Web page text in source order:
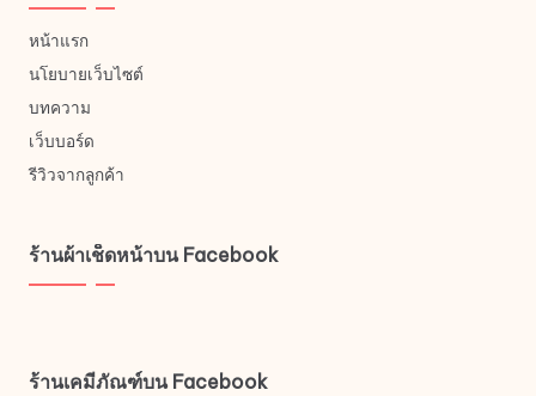
หน้าแรก
นโยบายเว็บไซต์
บทความ
เว็บบอร์ด
รีวิวจากลูกค้า
ร้านผ้าเช็ดหน้าบน Facebook
ร้านเคมีภัณฑ์บน Facebook